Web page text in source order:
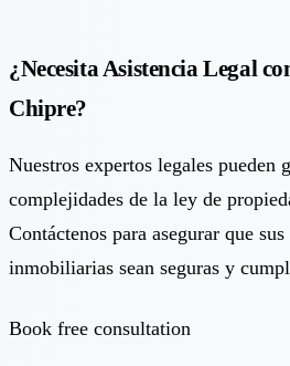
¿Necesita Asistencia Legal
Chipre?
Nuestros expertos legales pueden
complejidades de la ley de
Contáctenos para asegurar que
inmobiliarias sean seguras y
Book free consultation